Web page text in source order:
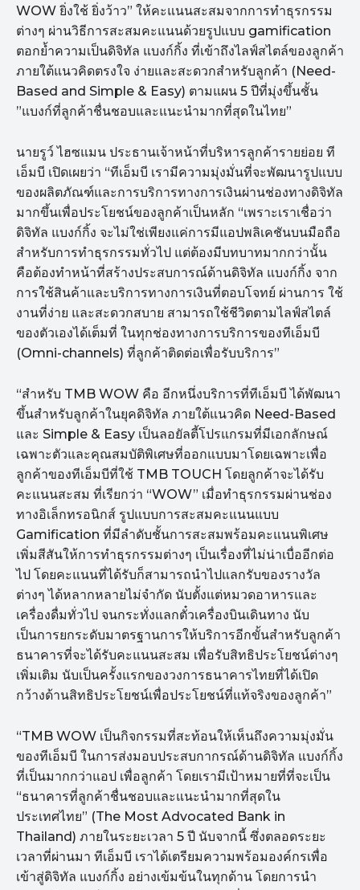
WOW ยิ่งใช้ ยิ่งว้าว” ให้คะแนนสะสมจากการทำธุรกรรม
ต่างๆ ผ่านวิธีการสะสมคะแนนด้วยรูปแบบ gamification
ตอกย้ำความเป็นดิจิทัล แบงก์กิ้ง ที่เข้าถึงไลฟ์สไตล์ของลูกค้า
ภายใต้แนวคิดตรงใจ ง่ายและสะดวกสำหรับลูกค้า (Need-
Based and Simple & Easy) ตามแผน 5 ปีที่มุ่งขึ้นชั้น
”แบงก์ที่ลูกค้าชื่นชอบและแนะนำมากที่สุดในไทย”
นายรูว์ ไฮซแมน ประธานเจ้าหน้าที่บริหารลูกค้ารายย่อย ที
เอ็มบี เปิดเผยว่า “ทีเอ็มบี เรามีความมุ่งมั่นที่จะพัฒนารูปแบบ
ของผลิตภัณฑ์และการบริการทางการเงินผ่านช่องทางดิจิทัล
มากขึ้นเพื่อประโยชน์ของลูกค้าเป็นหลัก “เพราะเราเชื่อว่า
ดิจิทัล แบงก์กิ้ง จะไม่ใช่เพียงแค่การมีแอปพลิเคชันบนมือถือ
สำหรับการทำธุรกรรมทั่วไป แต่ต้องมีบทบาทมากกว่านั้น
คือต้องทำหน้าที่สร้างประสบการณ์ด้านดิจิทัล แบงก์กิ้ง จาก
การใช้สินค้าและบริการทางการเงินที่ตอบโจทย์ ผ่านการ ใช้
งานที่ง่าย และสะดวกสบาย สามารถใช้ชีวิตตามไลฟ์สไตล์
ของตัวเองได้เต็มที่ ในทุกช่องทางการบริการของทีเอ็มบี
(Omni-channels) ที่ลูกค้าติดต่อเพื่อรับบริการ”
“สำหรับ TMB WOW คือ อีกหนึ่งบริการที่ทีเอ็มบี ได้พัฒนา
ขึ้นสำหรับลูกค้าในยุคดิจิทัล ภายใต้แนวคิด Need-Based
และ Simple & Easy เป็นลอยัลตี้โปรแกรมที่มีเอกลักษณ์
เฉพาะตัวและคุณสมบัติพิเศษที่ออกแบบมาโดยเฉพาะเพื่อ
ลูกค้าของทีเอ็มบีที่ใช้ TMB TOUCH โดยลูกค้าจะได้รับ
คะแนนสะสม ที่เรียกว่า “WOW” เมื่อทำธุรกรรมผ่านช่อง
ทางอิเล็กทรอนิกส์ รูปแบบการสะสมคะแนนแบบ
Gamification ที่มีลำดับชั้นการสะสมพร้อมคะแนนพิเศษ
เพิ่มสีสันให้การทำธุรกรรมต่างๆ เป็นเรื่องที่ไม่น่าเบื่ออีกต่อ
ไป โดยคะแนนที่ได้รับก็สามารถนำไปแลกรับของรางวัล
ต่างๆ ได้หลากหลายไม่จำกัด นับตั้งแต่หมวดอาหารและ
เครื่องดื่มทั่วไป จนกระทั่งแลกตั๋วเครื่องบินเดินทาง นับ
เป็นการยกระดับมาตรฐานการให้บริการอีกขั้นสำหรับลูกค้า
ธนาคารที่จะได้รับคะแนนสะสม เพื่อรับสิทธิประโยชน์ต่างๆ
เพิ่มเติม นับเป็นครั้งแรกของวงการธนาคารไทยที่ได้เปิด
กว้างด้านสิทธิประโยชน์เพื่อประโยชน์ที่แท้จริงของลูกค้า”
“TMB WOW เป็นกิจกรรมที่สะท้อนให้เห็นถึงความมุ่งมั่น
ของทีเอ็มบี ในการส่งมอบประสบกากรณ์ด้านดิจิทัล แบงก์กิ้ง
ที่เป็นมากกว่าแอป เพื่อลูกค้า โดยเรามีเป้าหมายที่ที่จะเป็น
“ธนาคารที่ลูกค้าชื่นชอบและแนะนำมากที่สุดใน
ประเทศไทย” (The Most Advocated Bank in
Thailand) ภายในระยะเวลา 5 ปี นับจากนี้ ซึ่งตลอดระยะ
เวลาที่ผ่านมา ทีเอ็มบี เราได้เตรียมความพร้อมองค์กรเพื่อ
เข้าสู่ดิจิทัล แบงก์กิ้ง อย่างเข้มข้นในทุกด้าน โดยการนำ